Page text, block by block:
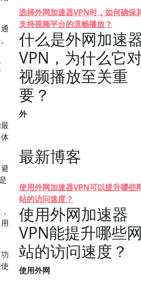
选择外网加速器VPN时，如何确保
支持视频平台的流畅播放？
什么是外网加速
VPN，为什么它
视频播放至关重
要？
外
最新博客
使用外网加速器VPN可以提升哪些
站的访问速度？
使用外网加速器
VPN能提升哪些网
站的访问速度？
使用外网